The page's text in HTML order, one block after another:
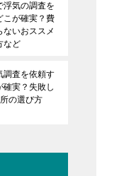
浮気の調査を
こが確実？費
ないおススメ
など
調査を依頼す
確実？失敗し
の選び方